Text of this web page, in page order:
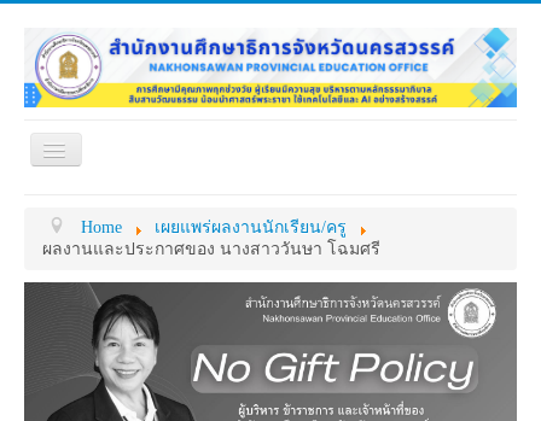
Toggle
หน่วยงานภายใน
MY OFFICE
ดาวน์โหลด
กระดาน ถาม-ตอบ
ข้อมูลการติดต่อ
Home
เผยแพร่ผลงานนักเรียน/ครู
ผลงานและประกาศของ นางสาววันษา โฉมศรี